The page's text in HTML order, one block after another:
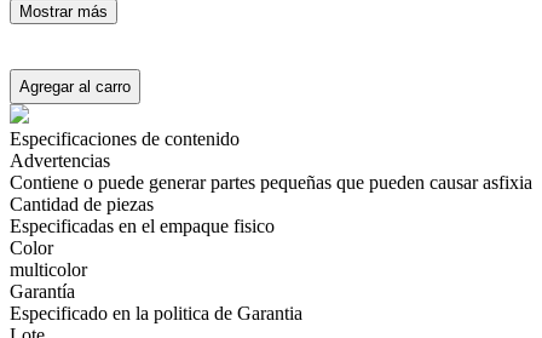
Mostrar más
Agregar al carro
Especificaciones de contenido
Advertencias
Contiene o puede generar partes pequeñas que pueden causar asfixia
Cantidad de piezas
Especificadas en el empaque fisico
Color
multicolor
Garantía
Especificado en la politica de Garantia